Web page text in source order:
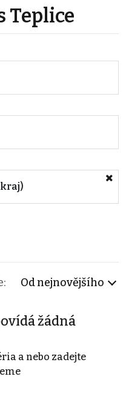
Teplice
Od nejnovějšího
žádná
a nebo zadejte